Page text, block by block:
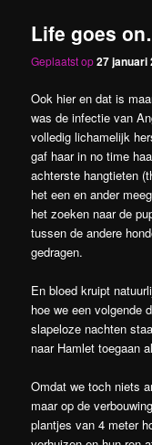
Life goes
Geplaatst op27 januari
Ook hier en dat is
was de infectie van
volledig lichamelijk
gaf haar in no time
achterste hangtieten
het een en ander
het zoeken naar de
tussen de andere
gedragen.
En bloed kruipt
hoe we een volgende
slapeloze nachten
naar Hamlet toegaan
Omdat we toch niets
maar op de
plantjes van 4 meter